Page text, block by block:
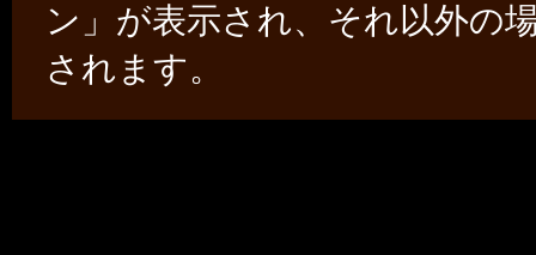
ン」が表示され、それ以外の
されます。